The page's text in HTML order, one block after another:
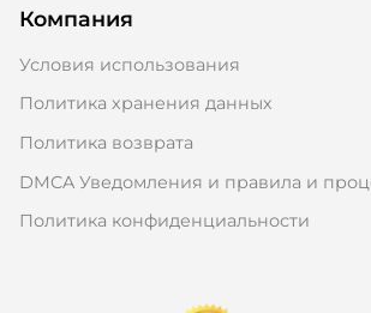
Компания
Условия использования
Политика хранения данных
Политика возврата
DMCA Уведомления и правила и
Политика конфиденциальности